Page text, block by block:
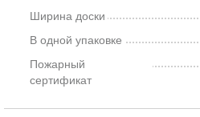
Ширина доски
В одной упаковке
Пожарный
сертификат